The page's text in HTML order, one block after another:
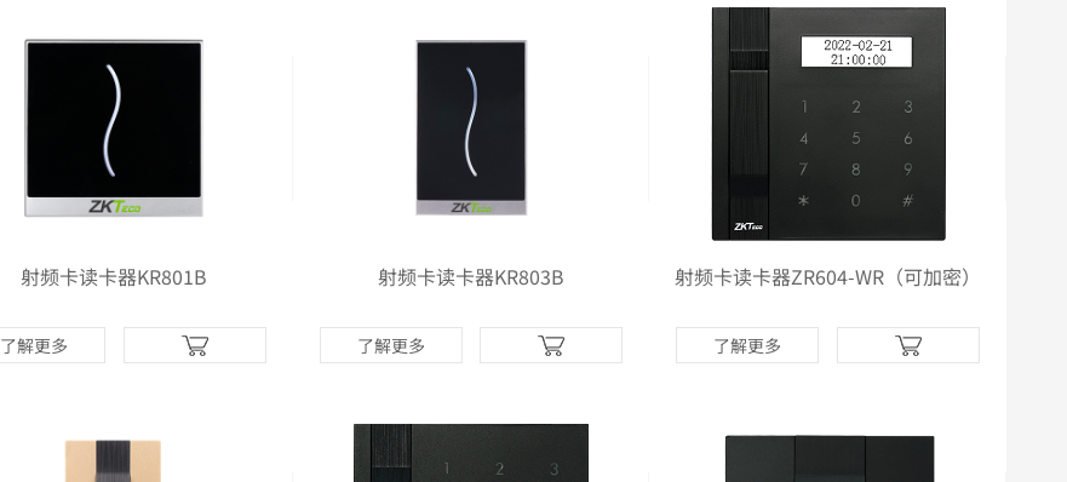
射频卡读卡器KR801B
了解更多
射频卡读卡器KR803B
了解更多
射频卡读卡器ZR604-WR（可加密）
了解更多